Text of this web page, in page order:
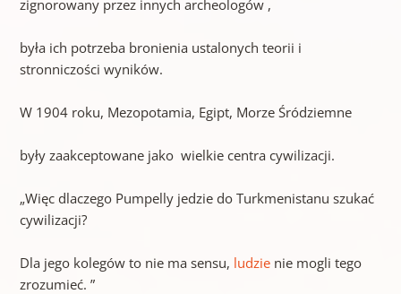
zignorowany przez innych archeologów ,
była ich potrzeba bronienia ustalonych teorii i
stronniczości wyników.
W 1904 roku, Mezopotamia, Egipt, Morze Śródziemne
były zaakceptowane jako wielkie centra cywilizacji.
„Więc dlaczego Pumpelly jedzie do Turkmenistanu szukać
cywilizacji?
Dla jego kolegów to nie ma sensu, ludzienie mogli tego
zrozumieć. ”